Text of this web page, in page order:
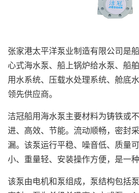
张家港太平洋泵业制造有限公司是
心式海水泵、船上锅炉给水泵、船
用水系统、压载水处理系统、舱底
领先供应商。
洁冠船用海水泵主要材料为铸铁或
进、高效、节能。流动顺畅，密封
漏。该泵运行平稳、噪音低、质量
小、重量轻、安装操作方便，是一
该泵由电机和泵组成，泵结构包括